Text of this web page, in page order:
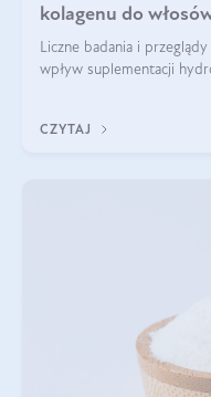
kolagenu do
Liczne badania i
wpływ suplementacji
CZYTAJ